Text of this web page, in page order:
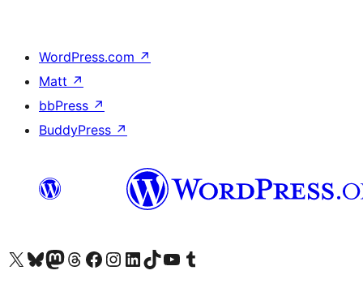
WordPress.com ↗
Matt ↗
bbPress ↗
BuddyPress ↗
Visita nuestra cuenta de X (anteriormente Twitter)
Visita nuestra cuenta de Bluesky
Visita nuestra cuenta de Mastodon
Visita nuestra cuenta de Threads
Visita nuestra página de Facebook
Visita nuestra cuenta de Instagram
Visita nuestra cuenta de LinkedIn
Visita nuestra cuenta de TikTok
Visita nuestro canal de YouTube
Visita nuestra cuenta de Tumblr